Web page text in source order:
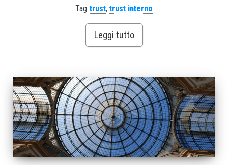
Tag trust, trust interno
Leggi tutto